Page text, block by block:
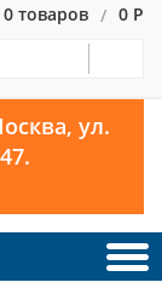
0 товаров / 0 Р
ул.